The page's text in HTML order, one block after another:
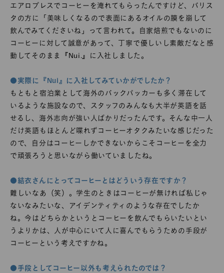
エアロプレスでコーヒーを淹れてもらったんですけど、バリス
タの方に「美味しくなるので表面にあるオイルの膜を崩して
飲んでみてくださいね」って言われて。自家焙煎でもないのに
コーヒーに対して誠意があって、丁寧で優しいし素敵だなと感
動してそのまま『Nui.』に入社しました。
●実際に『Nui』に入社してみていかがでしたか？
もともと宿泊業として海外のバックパッカーも多く滞在して
いるような施設なので、スタッフのみんなも大半が英語を話
せるし、海外志向が強い人ばかりだったんです。そんな中一人
だけ英語もほとんど喋れずコーヒーオタクみたいな感じだった
ので、自分はコーヒーしかできないからこそコーヒーを全力
で頑張ろうと思いながら働いていましたね。
●結衣さんにとってコーヒーとはどういう存在ですか？
難しいなあ（笑）。学生のときはコーヒーが無ければ私じゃ
ないなみたいな、アイデンティティのような存在でしたか
ね。今はどちらかというとコーヒーを飲んでもらいたいとい
うよりかは、人が中心にいて人に喜んでもらうための手段が
コーヒーという考えですかね。
●手段としてコーヒー以外も考えられたのでは？